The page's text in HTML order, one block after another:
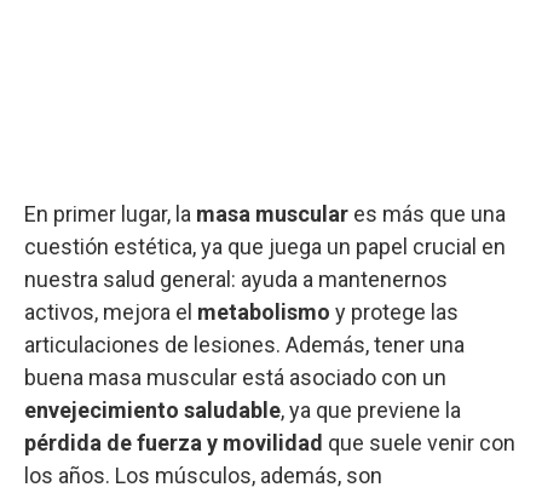
En primer lugar, la masa muscular es más que una
cuestión estética, ya que juega un papel crucial en
nuestra salud general: ayuda a mantenernos
activos, mejora el metabolismo y protege las
articulaciones de lesiones. Además, tener una
buena masa muscular está asociado con un
envejecimiento saludable, ya que previene la
pérdida de fuerza y movilidad que suele venir con
los años. Los músculos, además, son